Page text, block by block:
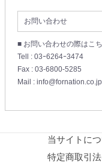
お問い合わせ
■ お問い合わせの際はこ
Tell : 03ｰ6264ｰ3474
Fax : 03-6800-5285
Mail : info@fornation.co.jp
当サイトに
特定商取引